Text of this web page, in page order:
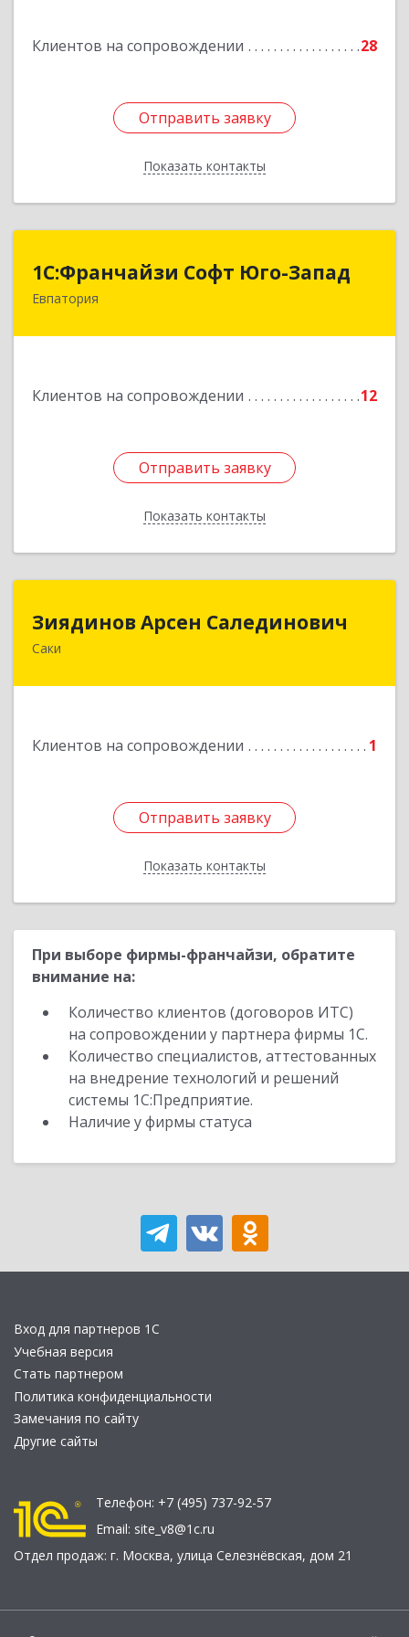
Клиентов на сопровождении 28
Отправить заявку
Показать контакты
Отправить заявку
Назад
1С:Франчайзи Софт Юго-Запад
Евпатория
Клиентов на сопровождении 12
Отправить заявку
Показать контакты
1С:Франчайзи Софт Юго-Запад
297407, Крым Респ, Евпатория г, Победы пр-кт,
Отправить заявку
Назад
Зиядинов Арсен Салединович
Саки
Клиентов на сопровождении 1
Отправить заявку
Показать контакты
Отправить заявку
Назад
При выборе фирмы-франчайзи, обратите
внимание на:
Количество клиентов (договоров ИТС)
на сопровождении у партнера фирмы 1С.
Количество специалистов, аттестованных
на внедрение технологий и решений
системы 1С:Предприятие.
Наличие у фирмы статуса
Вход для партнеров 1С
Учебная версия
Стать партнером
Политика конфиденциальности
Замечания по сайту
Другие сайты
Телефон: +7 (495) 737-92-57
Email: site_v8@1c.ru
Отдел продаж: г. Москва, улица Селезнёвская, дом 21